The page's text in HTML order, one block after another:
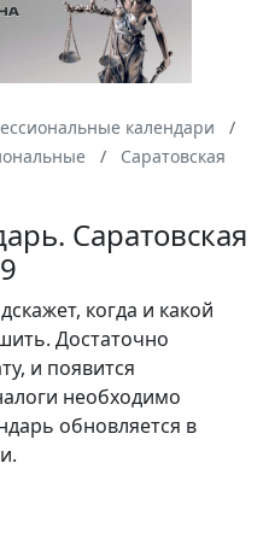
календари
Саратовская
Саратовская
когда и какой
Достаточно
и появится
необходимо
обновляется в